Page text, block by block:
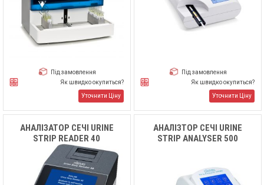
Під замовлення
Як швидко окупиться?
Уточнити Ціну
Під замовлення
Як швидко окупиться?
Уточнити Ціну
АНАЛІЗАТОР СЕЧІ URINE
STRIP READER 40
АНАЛІЗТОР СЕЧІ URINE
STRIP ANALYSER 500